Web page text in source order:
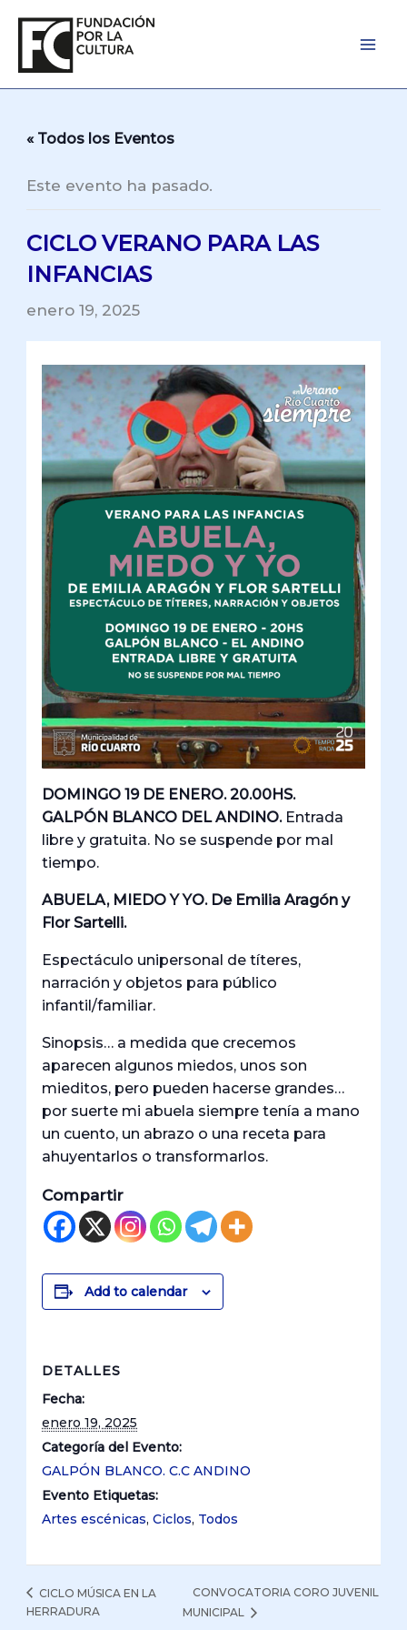
contenido
« Todos los Eventos
Este evento ha pasado.
CICLO VERANO PARA LAS
INFANCIAS
enero 19, 2025
DOMINGO 19 DE ENERO. 20.00HS.
GALPÓN BLANCO DEL ANDINO. Entrada
libre y gratuita. No se suspende por mal
tiempo.
ABUELA, MIEDO Y YO. De Emilia Aragón y
Flor Sartelli.
Espectáculo unipersonal de títeres,
narración y objetos para público
infantil/familiar.
Sinopsis… a medida que crecemos
aparecen algunos miedos, unos son
mieditos, pero pueden hacerse grandes…
por suerte mi abuela siempre tenía a mano
un cuento, un abrazo o una receta para
ahuyentarlos o transformarlos.
Compartir
Add to calendar
DETALLES
Fecha:
enero 19, 2025
Categoría del Evento:
GALPÓN BLANCO. C.C ANDINO
Evento Etiquetas:
Artes escénicas,Ciclos, Todos
CICLO MÚSICA EN LA
HERRADURA
CONVOCATORIA CORO JUVENIL
MUNICIPAL